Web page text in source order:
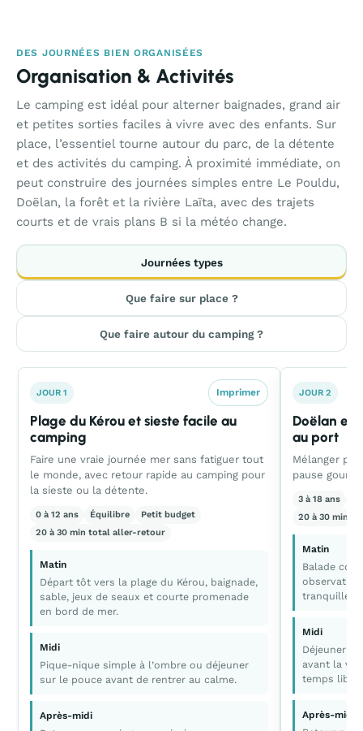
DES JOURNÉES BIEN ORGANISÉES
Organisation & Activités
Le camping est idéal pour alterner baignades, grand air
et petites sorties faciles à vivre avec des enfants. Sur
place, l’essentiel tourne autour du parc, de la détente
et des activités du camping. À proximité immédiate, on
peut construire des journées simples entre Le Pouldu,
Doëlan, la forêt et la rivière Laïta, avec des trajets
courts et de vrais plans B si la météo change.
Journées types
Que faire sur place ?
Que faire autour du camping ?
JOUR 1 Imprimer
Plage du Kérou et sieste facile au
camping
Faire une vraie journée mer sans fatiguer tout
le monde, avec retour rapide au camping pour
la sieste ou la détente.
0 à 12 ans Équilibre
Petit budget
20 à 30 min total aller-retour
Matin
Départ tôt vers la plage du Kérou, baignade,
sable, jeux de seaux et courte promenade
en bord de mer.
Midi
Pique-nique simple à l’ombre ou déjeuner
sur le pouce avant de rentrer au calme.
Après-midi
JOUR 2
Doëlan en
au port
Mélanger
pause
3 à 18 ans
20 à 30 min
Matin
Balade
tranquille
Midi
Déjeuner
avant la
temps libre.
Après-midi